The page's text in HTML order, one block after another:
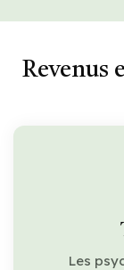
Revenus
Les